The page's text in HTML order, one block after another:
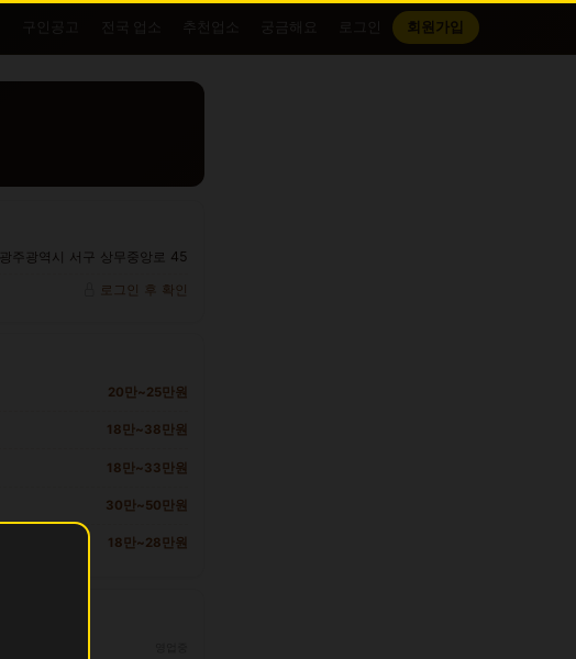
구인공고 전국 업소 추천업소 궁금해요 회원가입
광주광역시 서구 상무중앙로 45
로그인 후 확인
20만~25만원
18만~38만원
18만~33만원
30만~50만원
18만~28만원